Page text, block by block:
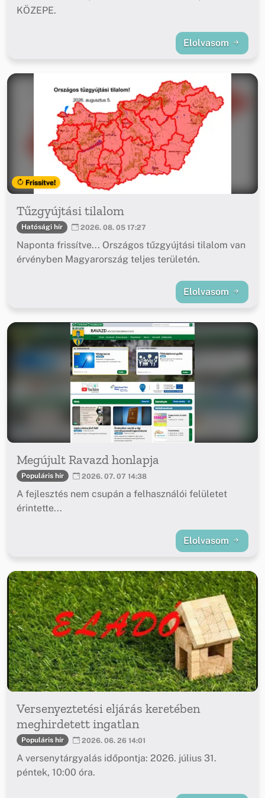
KÖZEPE.
Elolvasom
Frissítve!
Tűzgyújtási tilalom
Hatósági hír 2026. 08. 05 17:27
Naponta frissítve... Országos tűzgyújtási tilalom van
érvényben Magyarország teljes területén.
Elolvasom
Megújult Ravazd honlapja
Populáris hír 2026. 07. 07 14:38
A fejlesztés nem csupán a felhasználói felületet
érintette...
Elolvasom
Versenyeztetési eljárás keretében
meghirdetett ingatlan
Populáris hír 2026. 06. 26 14:01
A versenytárgyalás időpontja: 2026. július 31.
péntek, 10:00 óra.